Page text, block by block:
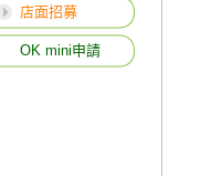
店面招募
OK mini申請